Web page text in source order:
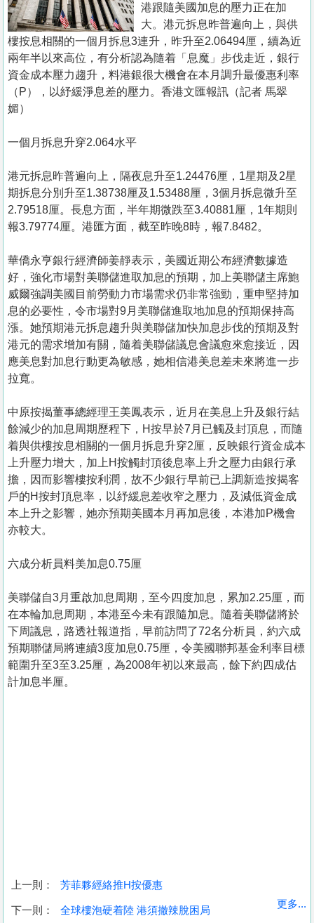
業
手
冊
關
於
我
們
收
港跟隨美國加息的壓力正在加
大。港元拆息昨普遍向上，與供
樓按息相關的一個月拆息3連升，昨升至2.06494厘，續為近
兩年半以來高位，有分析認為隨着「息魔」步伐走近，銀行
資金成本壓力趨升，料港銀很大機會在本月調升最優惠利率
（P），以紓緩淨息差的壓力。香港文匯報訊（記者 馬翠
媚）
一個月拆息升穿2.064水平
港元拆息昨普遍向上，隔夜息升至1.24476厘，1星期及2星
期拆息分別升至1.38738厘及1.53488厘，3個月拆息微升至
2.79518厘。長息方面，半年期微跌至3.40881厘，1年期則
報3.79774厘。港匯方面，截至昨晚8時，報7.8482。
華僑永亨銀行經濟師姜靜表示，美國近期公布經濟數據造
好，強化市場對美聯儲進取加息的預期，加上美聯儲主席鮑
威爾強調美國目前勞動力市場需求仍非常強勁，重申堅持加
息的必要性，令市場對9月美聯儲進取地加息的預期保持高
漲。她預期港元拆息趨升與美聯儲加快加息步伐的預期及對
港元的需求增加有關，隨着美聯儲議息會議愈來愈接近，因
應美息對加息行動更為敏感，她相信港美息差未來將進一步
拉寬。
中原按揭董事總經理王美鳳表示，近月在美息上升及銀行結
餘減少的加息周期歷程下，H按早於7月已觸及封頂息，而隨
着與供樓按息相關的一個月拆息升穿2厘，反映銀行資金成本
上升壓力增大，加上H按觸封頂後息率上升之壓力由銀行承
擔，因而影響樓按利潤，故不少銀行早前已上調新造按揭客
戶的H按封頂息率，以紓緩息差收窄之壓力，及減低資金成
本上升之影響，她亦預期美國本月再加息後，本港加P機會
亦較大。
六成分析員料美加息0.75厘
美聯儲自3月重啟加息周期，至今四度加息，累加2.25厘，而
在本輪加息周期，本港至今未有跟隨加息。隨着美聯儲將於
下周議息，路透社報道指，早前訪問了72名分析員，約六成
預期聯儲局將連續3度加息0.75厘，令美國聯邦基金利率目標
範圍升至3至3.25厘，為2008年初以來最高，餘下約四成估
計加息半厘。
上一則： 芳菲夥經絡推H按優惠
下一則： 全球樓泡硬着陸 港須撤辣脫困局
更多...